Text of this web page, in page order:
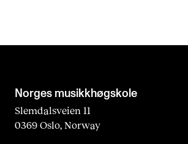
Norges musikk­høgskole
Slemdalsveien 11
0369 Oslo, Norway